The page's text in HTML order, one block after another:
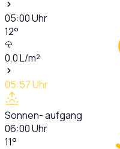
05:00Uhr
12°
0,0L/m²
05:57Uhr
Sonnen- aufgang
06:00Uhr
11°